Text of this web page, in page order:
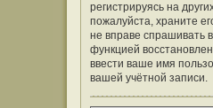
регистрируясь на
пожалуйста, храните
не вправе спрашивать
функцией
ввести ваше имя
вашей учётной записи.